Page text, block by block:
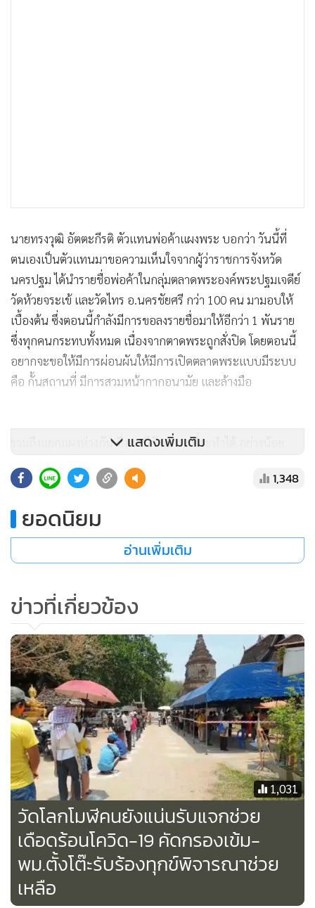
นายทรงวุฒิ อัตตะกีรติ ตัวแทนพ่อค้าแผงพระ บอกว่า วันนี้ที่
ตนเองเป็นตัวแทนมาขอความเห็นใจจากผู้ว่าราชการจังหวัด
นครปฐม ได้นำรายชื่อพ่อค้าในกลุ่มตลาดพระองค์พระปฐมเจดีย์
วัดห้วยจระเข้ และวัดไทร อ.นครชัยศรี กว่า 100 คน มามอบให้
เบื้องต้น ซึ่งตอนนี้กำลังมีการขอลงรายชื่อมาให้อีกว่า 1 พันราย
ซึ่งทุกคนกระทบทั้งหมด เนื่องจากตาดพระถูกสั่งปิด โดยตอนนี้
อยากจะขอให้มีการผ่อนผันให้มีการเปิดตลาดพระแบบมีระบบ
คือ กั้นสถานที่ มีการสวมหน้ากากอนามัย และล้างมือ
รวมถึงแยกแผงห่างกัน ซึ่งเรามีศักยภาพที่จะทำได้ อย่างน้อย
ของเฉพาะกลุ่ม รวมถึงมาขอให้ช่วยดูแลขอข้าวสาร อาหารแห้ง
เหลือเลย และสมาชิกนับพันที่ลงทะเบียน เราไม่ทิ้งกัน ก็ได้การ
ปฏิเสธหมด ไม่มีใครได้สิทธินั้นเลย ซึ่งวันนี้ก็จะขอให้มีข้าวกินกัน
ไปก่อนก็ยังดี เพราะสภาพไม่ไหวและแย่มากแล้ว
“ครอบครัวหนึ่งมีคนอย่างน้อย 3-4 คน ผมดูแลครอบครัวตอนนี้
ไม่มีรายได้เลย พระในมือก็ขายไม่ได้เพราะคนซื้อก็ไม่รู้จะขายใคร
เพราะไม่มีตลาดให้เปิดมาทำกิน นี่เข้า 1 เดือนแล้วลำบากมาก
ทุกวันนี้ผมต้องมาเปิดโซเชียลดูว่าที่ไหนมีใครแจกข้าวผมก็ต้อง
ตระเวนไปรับข้าวกินประทังชีวิตแล้ว ซึ่งสมาชิกวันนี้พอทราบ
ข่าวก็บอกว่าถ้าสิ้นเดือนนี้ไม่ไหวจะรวมตัวทั้งหมดมาวอนขอ
ความเป็นธรรมอีกครั้ง” นายทรงวุฒิ กล่าวปิดท้าย
ทั้งนี้.หลังการรับแจ้งเรื่องจากศูนย์ดำรงธรรมจังหวัดนครปฐม ซึ่ง
ทางหน่วยงานได้ให้ข้อมูลว่า ในวันที่ 20 เมษายน ในโครงการเรา
ไม่ทิ้งกัน จะมีการเปิดให้อุทธรณ์สำหรับผู้ที่ถูกปฏิเสธสิทธิ ได้ลง
ทะเบียนร้องขอกลับไป และจะมีการส่งเจ้าหน้าที่ลงสำรวจความ
เดือดร้อนของประชาชนโดยกำลังมีการประชุมวางแผนเพื่อช่วย
เหลือความเดือดร้อนในจังหวัดนครปฐมในขณะนี้
แสดงเพิ่มเติม
1,348
ยอดนิยม
อ่านเพิ่มเติม
ข่าวที่เกี่ยวข้อง
1,031
วัดโลกโมฬีคนยังแน่นรับแจกช่วย
เดือดร้อนโควิด-19 คัดกรองเข้ม-
พม.ตั้งโต๊ะรับร้องทุกข์พิจารณาช่วย
เหลือ